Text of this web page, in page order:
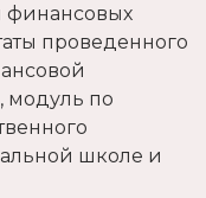
финансовых
проведенного
модуль по
школе и